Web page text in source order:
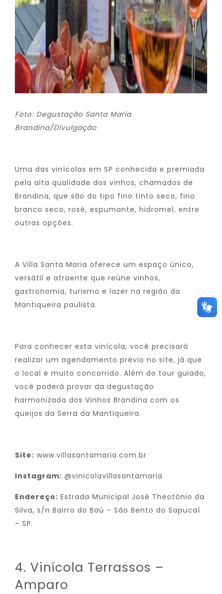
Foto: Degustação Santa Maria
Brandina/Divulgação
Uma das vinícolas em SP conhecida e premiada
pela alta qualidade dos vinhos, chamados de
Brandina, que são do tipo fino tinto seco, fino
branco seco, rosé, espumante, hidromel, entre
outras opções.
A Villa Santa Maria oferece um espaço único,
versátil e atraente que reúne vinhos,
gastronomia, turismo e lazer na região da
Mantiqueira paulista.
Para conhecer esta vinícola, você precisará
realizar um agendamento prévio no site, já que
o local é muito concorrido. Além do tour guiado,
você poderá provar da degustação
harmonizada dos Vinhos Brandina com os
queijos da Serra da Mantiqueira.
Site: www.villasantamaria.com.br
Instagram: @vinicolavillasantamaria
Endereço: Estrada Municipal José Theotônio da
Silva, s/n Bairro do Baú – São Bento do Sapucaí
– SP.
4. Vinícola Terrassos –
Amparo